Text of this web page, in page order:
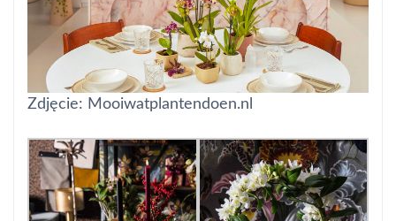
Zdjęcie: Mooiwatplantendoen.nl